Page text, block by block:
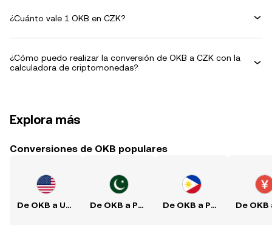
¿Cuánto vale 1 OKB en CZK?
¿Cómo puedo realizar la conversión de OKB a CZK con la
calculadora de criptomonedas?
Explora más
Conversiones de OKB populares
De OKB a USD De OKB a PKR De OKB a PHP